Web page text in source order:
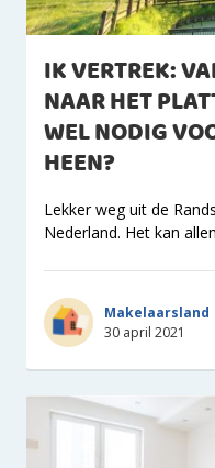
IK VERTREK:
NAAR HET
WEL NODIG
HEEN?
Lekker weg uit de
Nederland. Het kan
Makelaarsland
30 april 2021